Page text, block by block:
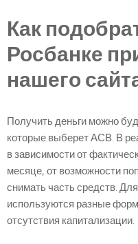
Как
Росбанке
нашего
Получить деньги можно
которые выберет АСВ. В
в зависимости от
месяце, от возможности
снимать часть средств.
используются разные
отсутствия капитализации.